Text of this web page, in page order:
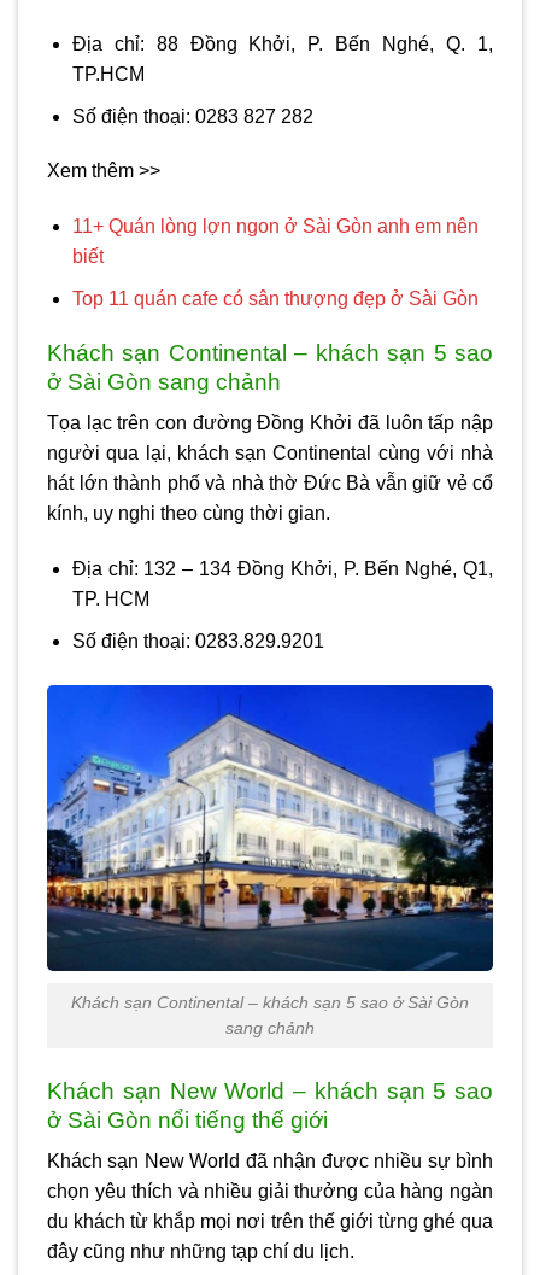
Địa chỉ: 88 Đồng Khởi, P. Bến Nghé, Q. 1,
TP.HCM
Số điện thoại: 0283 827 282
Xem thêm >>
11+ Quán lòng lợn ngon ở Sài Gòn anh em nên
biết
Top 11 quán cafe có sân thượng đẹp ở Sài Gòn
Khách sạn Continental – khách sạn 5 sao
ở Sài Gòn sang chảnh
Tọa lạc trên con đường Đồng Khởi đã luôn tấp nập
người qua lại, khách sạn Continental cùng với nhà
hát lớn thành phố và nhà thờ Đức Bà vẫn giữ vẻ cổ
kính, uy nghi theo cùng thời gian.
Địa chỉ: 132 – 134 Đồng Khởi, P. Bến Nghé, Q1,
TP. HCM
Số điện thoại: 0283.829.9201
Khách sạn Continental – khách sạn 5 sao ở Sài Gòn
sang chảnh
Khách sạn New World – khách sạn 5 sao
ở Sài Gòn nổi tiếng thế giới
Khách sạn New World đã nhận được nhiều sự bình
chọn yêu thích và nhiều giải thưởng của hàng ngàn
du khách từ khắp mọi nơi trên thế giới từng ghé qua
đây cũng như những tạp chí du lịch.